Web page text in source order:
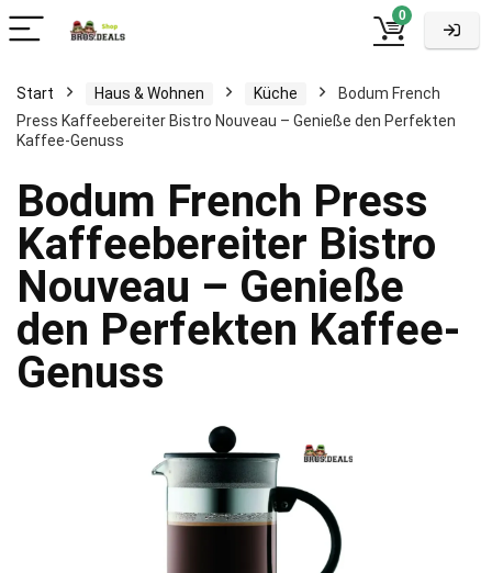
0
Start Haus & Wohnen Küche
Bodum French
Press Kaffeebereiter Bistro Nouveau – Genieße den Perfekten
Kaffee-Genuss
Bodum French Press
Kaffeebereiter Bistro
Nouveau – Genieße
den Perfekten Kaffee-
Genuss